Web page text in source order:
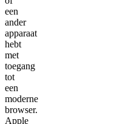
een
ander
apparaat
hebt
met
toegang
tot
een
moderne
browser.
Apple